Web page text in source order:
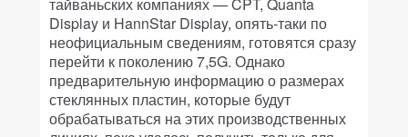
Display и HannStar Display, опять-таки по
неофициальным сведениям, готовятся сразу
перейти к поколению 7,5G. Однако
предварительную информацию о размерах
стеклянных пластин, которые будут
обрабатываться на этих производственных